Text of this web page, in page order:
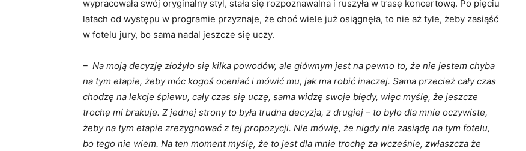
wypracowała swój oryginalny styl, stała się rozpoznawalna i ruszyła w trasę koncertową. Po pięciu
latach od występu w programie przyznaje, że choć wiele już osiągnęła, to nie aż tyle, żeby zasiąść
w fotelu jury, bo sama nadal jeszcze się uczy.
– Na moją decyzję złożyło się kilka powodów, ale głównym jest na pewno to, że nie jestem chyba
na tym etapie, żeby móc kogoś oceniać i mówić mu, jak ma robić inaczej. Sama przecież cały czas
chodzę na lekcje śpiewu, cały czas się uczę, sama widzę swoje błędy, więc myślę, że jeszcze
trochę mi brakuje. Z jednej strony to była trudna decyzja, z drugiej – to było dla mnie oczywiste,
żeby na tym etapie zrezygnować z tej propozycji. Nie mówię, że nigdy nie zasiądę na tym fotelu,
bo tego nie wiem. Na ten moment myślę, że to jest dla mnie trochę za wcześnie, zwłaszcza że